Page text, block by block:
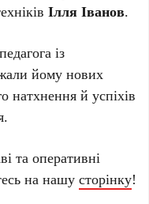
Ілля Іванов.
із
йому нових
натхнення й успіхів
та оперативні
на нашусторінку!